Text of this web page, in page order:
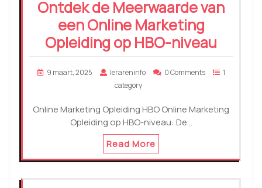
Ontdek de Meerwaarde van
een Online Marketing
Opleiding op HBO-niveau
9 maart, 2025 lerareninfo 0 Comments
1
category
Online Marketing Opleiding HBO Online Marketing
Opleiding op HBO-niveau: De…
Read More